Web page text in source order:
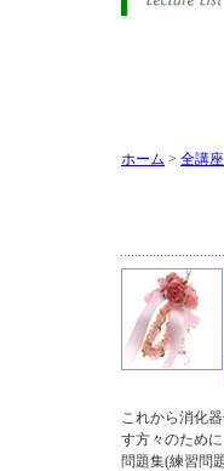
ホーム > 全講座
これから消化
す方々のため
問題集(練習問